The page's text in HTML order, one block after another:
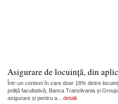
Asigurare de locuință, din
Într-un context în care doar 18% dintre
poliță facultativă, Banca Transilvania și
asigurare și pentru a... detalii